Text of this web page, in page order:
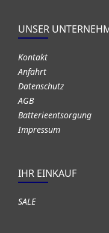
UNSER
Kontakt
Anfahrt
Datenschutz
AGB
Batterieentsorgung
Impressum
IHR EINKAUF
SALE